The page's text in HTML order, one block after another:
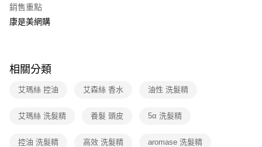
每筆NT$70，滿NT$399(含以上)免運費
付款後7-11取貨(下單後3-5個工作天配送)
每筆NT$100，滿NT$799(含以上)免運費
銷售重點
康是美網購
相關分類
艾瑪絲 控油 艾森絲 香水 油性 洗髮精
艾瑪絲 洗髮精 養髮 頭皮 5α 洗髮精
控油 洗髮精 高效 洗髮精 aromase 洗髮精